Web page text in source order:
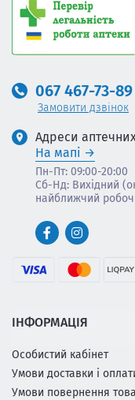
ІНФОРМАЦІЯ
Особистий кабінет
Умови доставки і
Умови повернення
067 467-73-89
Замовити дзвінок
Адреси
На мапі
Пн-Пт: 09:00-20:00
Сб-Нд: Вихідний
найближчий